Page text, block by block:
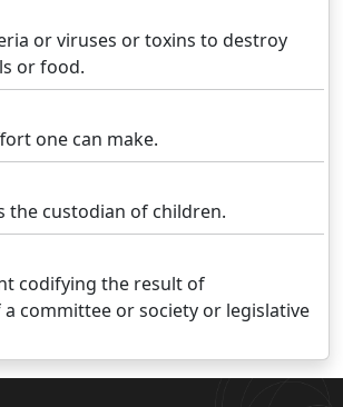
or viruses or toxins to destroy
or food.
one can make.
the custodian of children.
codifying the result of
committee or society or legislative